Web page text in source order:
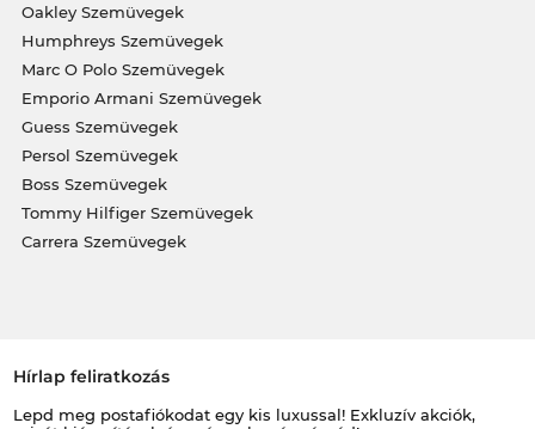
Oakley Szemüvegek
Humphreys Szemüvegek
Marc O Polo Szemüvegek
Emporio Armani Szemüvegek
Guess Szemüvegek
Persol Szemüvegek
Boss Szemüvegek
Tommy Hilfiger Szemüvegek
Carrera Szemüvegek
Hírlap feliratkozás
Lepd meg postafiókodat egy kis luxussal! Exkluzív akciók,